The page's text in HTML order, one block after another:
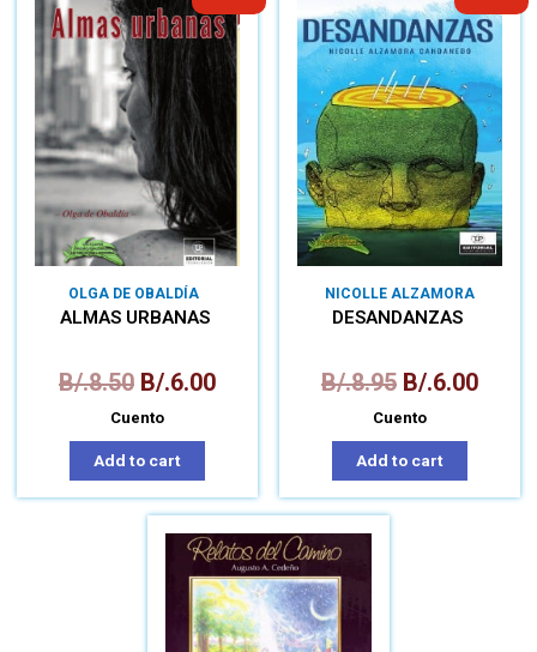
OLGA DE OBALDÍA
ALMAS URBANAS
B/.8.50 B/.6.00
Cuento
Add to cart
NICOLLE ALZAMORA
CANDANEDO
DESANDANZAS
B/.8.95 B/.6.00
Cuento
Add to cart